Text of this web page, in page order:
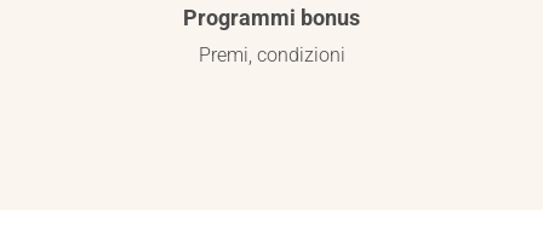
Programmi bonus
Premi, condizioni